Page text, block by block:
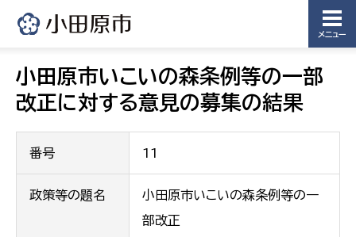
メニュー
小田原市いこいの森条例等の一部
改正に対する意見の募集の結果
番号 11
政策等の題名
小田原市いこいの森条例等の一
部改正